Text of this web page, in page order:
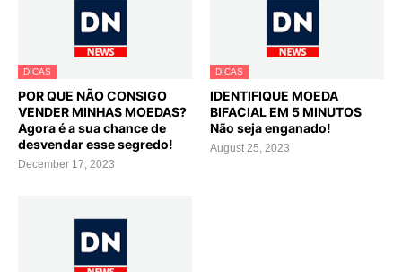
DICAS
POR QUE NÃO CONSIGO
VENDER MINHAS MOEDAS?
Agora é a sua chance de
desvendar esse segredo!
December 17, 2023
DICAS
IDENTIFIQUE MOEDA
BIFACIAL EM 5 MINUTOS
Não seja enganado!
August 25, 2023